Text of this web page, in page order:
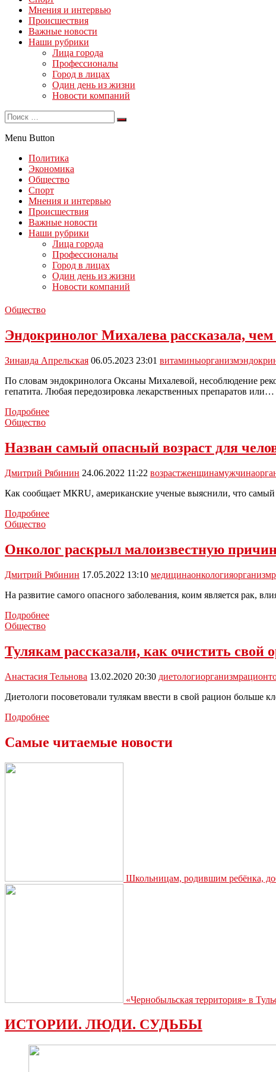
Мнения и интервью
Происшествия
Важные новости
Наши рубрики
Лица города
Профессионалы
Город в лицах
Один день из жизни
Новости компаний
Menu Button
Политика
Экономика
Общество
Спорт
Мнения и интервью
Происшествия
Важные новости
Наши рубрики
Лица города
Профессионалы
Город в лицах
Один день из жизни
Новости компаний
Общество
Эндокринолог Михалева рассказала,
Зинаида Апрельская 06.05.2023 23:01 витаминыорганизм
По словам эндокринолога Оксаны Михалевой, несоблюдение
гепатита. Любая передозировка лекарственных препаратов или…
ПодробнееЭндокринолог
чреват
витаминов
человека
Общество
Назван самый опасный возраст для
Дмитрий Рябинин 24.06.2022 11:22 возрастженщинамужчина
Как сообщает МКRU, американские ученые выяснили, что
ПодробнееНазван
для
Общество
Онколог раскрыл малоизвестную
Дмитрий Рябинин 17.05.2022 13:10 медицинаонкологияорганизм
На развитие самого опасного заболевания, коим является рак,
ПодробнееОнколог
рака
Общество
Тулякам рассказали, как очистить свой
Анастасия Тельнова 13.02.2020 20:30 диетологиорганизмрацион
Диетологи посоветовали тулякам ввести в свой рацион больше
ПодробнееТулякам
очистить
Самые читаемые новости
Школьницам, родившим ребёнка,
«Чернобыльская территория» в
ИСТОРИИ. ЛЮДИ. СУДЬБЫ